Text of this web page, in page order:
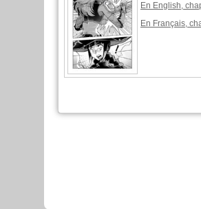
En English,
En Français,